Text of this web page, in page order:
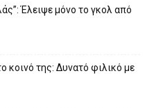
Έλειψε μόνο το γκολ από
κοινό της: Δυνατό φιλικό με